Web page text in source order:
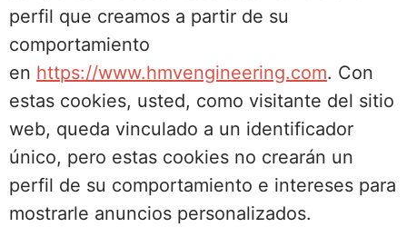
perfil que creamos a partir de su
comportamiento
en https://www.hmvengineering.com. Con
estas cookies, usted, como visitante del sitio
web, queda vinculado a un identificador
único, pero estas cookies no crearán un
perfil de su comportamiento e intereses para
mostrarle anuncios personalizados.